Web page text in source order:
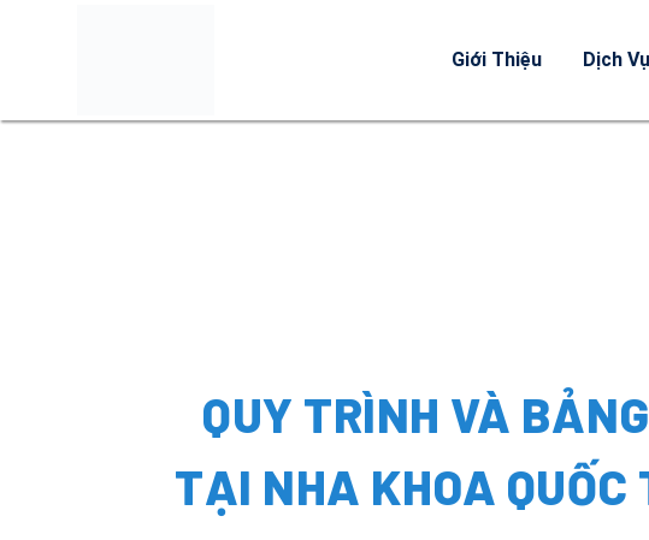
Giới Thiệu Dịch Vụ
QUY TRÌNH VÀ
TẠI NHA KHOA QUỐC